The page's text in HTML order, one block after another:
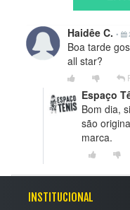
Haidêe C. •
Boa tarde
all star?
Espaço
Bom dia,
são
marca.
INSTITUCIONAL